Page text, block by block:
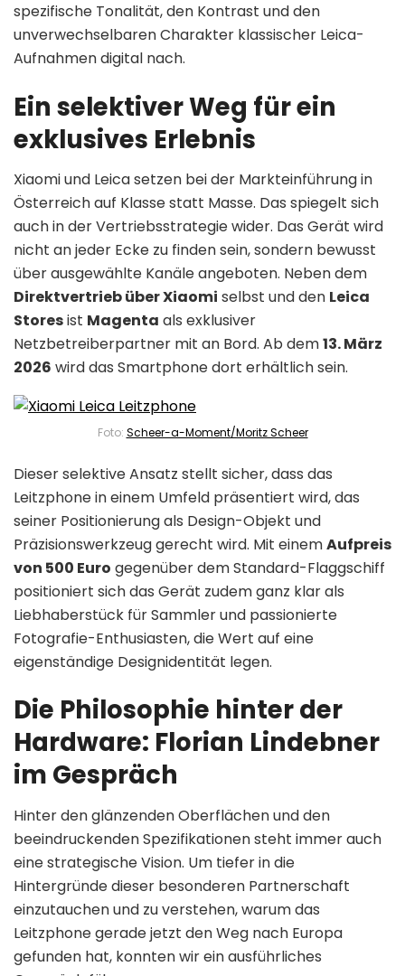
spezifische Tonalität, den Kontrast und den
unverwechselbaren Charakter klassischer Leica-
Aufnahmen digital nach.
Ein selektiver Weg für ein
exklusives Erlebnis
Xiaomi und Leica setzen bei der Markteinführung in
Österreich auf Klasse statt Masse. Das spiegelt sich
auch in der Vertriebsstrategie wider. Das Gerät wird
nicht an jeder Ecke zu finden sein, sondern bewusst
über ausgewählte Kanäle angeboten. Neben dem
Direktvertrieb über Xiaomi selbst und den Leica
Storesist Magenta als exklusiver
Netzbetreiberpartner mit an Bord. Ab dem13. März
2026 wird das Smartphone dort erhältlich sein.
Foto: Scheer-a-Moment/Moritz Scheer
Dieser selektive Ansatz stellt sicher, dass das
Leitzphone in einem Umfeld präsentiert wird, das
seiner Positionierung als Design-Objekt und
Präzisionswerkzeug gerecht wird. Mit einemAufpreis
von 500 Euro gegenüber dem Standard-Flaggschiff
positioniert sich das Gerät zudem ganz klar als
Liebhaberstück für Sammler und passionierte
Fotografie-Enthusiasten, die Wert auf eine
eigenständige Designidentität legen.
Die Philosophie hinter der
Hardware: Florian Lindebner
im Gespräch
Hinter den glänzenden Oberflächen und den
beeindruckenden Spezifikationen steht immer auch
eine strategische Vision. Um tiefer in die
Hintergründe dieser besonderen Partnerschaft
einzutauchen und zu verstehen, warum das
Leitzphone gerade jetzt den Weg nach Europa
gefunden hat, konnten wir ein ausführliches